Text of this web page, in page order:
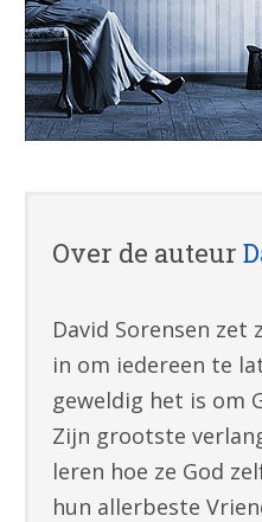
Over de auteur
David Sorensen
in om iedereen te
geweldig het is om
Zijn grootste
leren hoe ze God
hun allerbeste